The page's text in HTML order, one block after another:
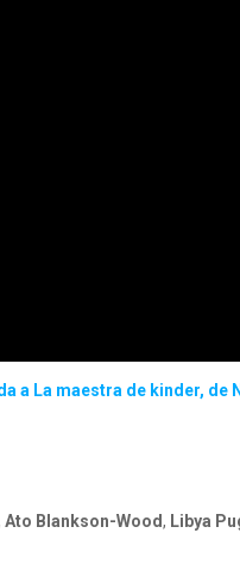
a La maestra de kinder, de
Ato Blankson-Wood, Libya